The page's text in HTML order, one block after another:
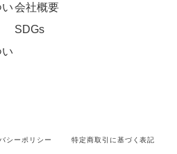
会社概要
SDGs
シーポリシー 特定商取引に基づく表記